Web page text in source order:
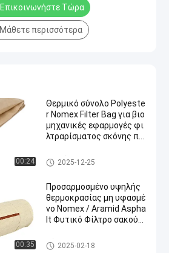
Επικοινωνήστε Τώρα
Μάθετε περισσότερα
00:24
Θερμικό σύνολο Polyeste
r Nomex Filter Bag για βιο
μηχανικές εφαρμογές φι
λτραρίσματος σκόνης πρ
περατότητα αέρα και αντ
οχή σε υψηλές θερμοκρα
Σακούλες φίλτρου συλλογής
σκόνης
2025-12-25
00:35
Προσαρμοσμένο υψηλής
θερμοκρασίας μη υφασμέ
νο Nomex / Aramid Aspha
lt Φυτικό Φίλτρο σακούλ
του
Τύπος φίλτρου αραμιδίου
2025-02-18